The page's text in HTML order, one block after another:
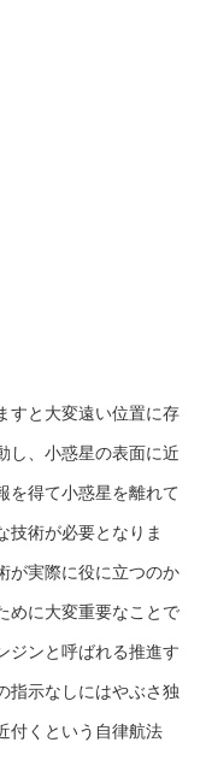
すと大変遠い位置に存
し、小惑星の表面に近
を得て小惑星を離れて
技術が必要となりま
が実際に役に立つのか
めに大変重要なことで
ジンと呼ばれる推進す
指示なしにはやぶさ独
付くという自律航法